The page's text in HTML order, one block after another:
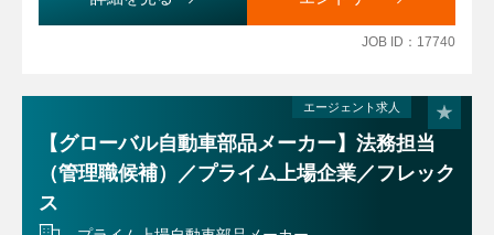
※本求人は将来的に別の職務領域に異動の可能性がありま
JOB ID：17740
エージェント求人
【グローバル自動車部品メーカー】法務担当
（管理職候補）／プライム上場企業／フレック
ス